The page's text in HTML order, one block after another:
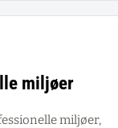
miljøer
miljøer,